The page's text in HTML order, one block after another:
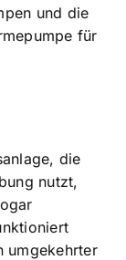
und die
für
die
nutzt,
umgekehrter